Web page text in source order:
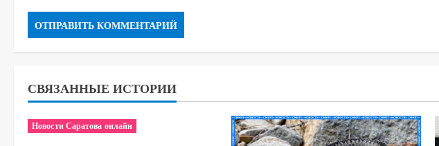
СВЯЗАННЫЕ ИСТОРИИ
Новости Саратова онлайн